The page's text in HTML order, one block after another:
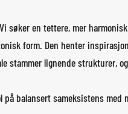
en tettere, mer
form. Den henter
lignende strukturer,
balansert sameksistens